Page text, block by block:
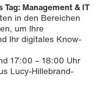
Tag: Management & IT
in den Bereichen
um Ihre
Ihr digitales Know-
17:00 – 18:00 Uhr
Lucy-Hillebrand-